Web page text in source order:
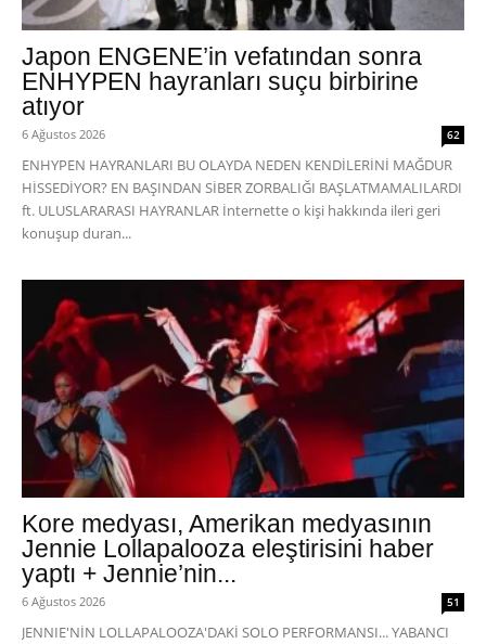
Japon ENGENE’in vefatından sonra
ENHYPEN hayranları suçu birbirine
atıyor
6 Ağustos 2026 62
ENHYPEN HAYRANLARI BU OLAYDA NEDEN KENDİLERİNİ MAĞDUR
HİSSEDİYOR? EN BAŞINDAN SİBER ZORBALIĞI BAŞLATMAMALILARDI
ft. ULUSLARARASI HAYRANLAR İnternette o kişi hakkında ileri geri
konuşup duran...
Kore medyası, Amerikan medyasının
Jennie Lollapalooza eleştirisini haber
yaptı + Jennie’nin...
6 Ağustos 2026 51
JENNIE'NİN LOLLAPALOOZA'DAKİ SOLO PERFORMANSI... YABANCI